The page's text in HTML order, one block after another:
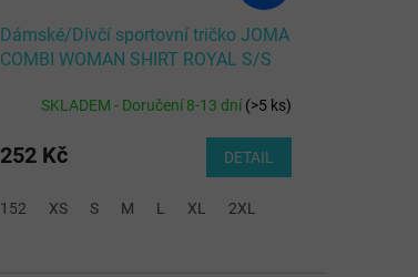
Dámské/Dívčí sportovní tričko JOMA
COMBI WOMAN SHIRT ROYAL S/S
SKLADEM - Doručení 8-13 dní(>5 ks)
252 Kč DETAIL
152 XS S M L XL 2XL